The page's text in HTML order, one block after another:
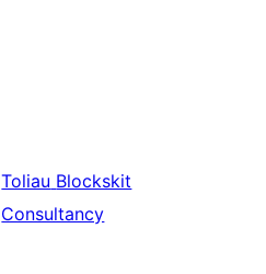
Toliau Blockskit
Consultancy